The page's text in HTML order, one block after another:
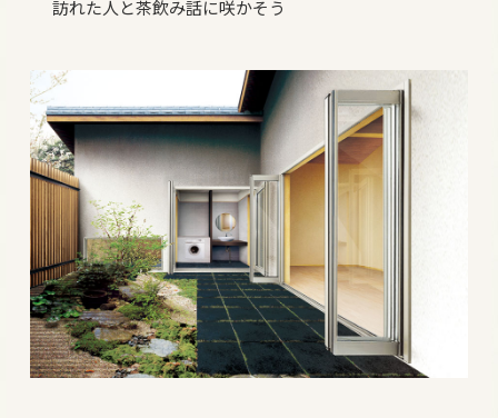
訪れた人と茶飲み話に咲かそう